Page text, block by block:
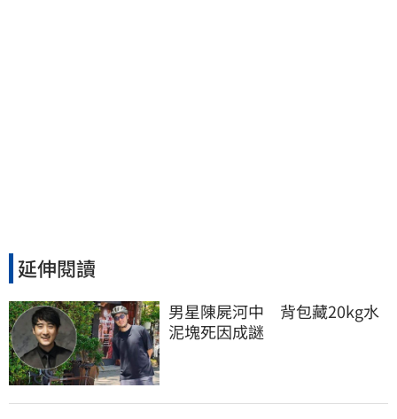
延伸閱讀
男星陳屍河中　背包藏20kg水
泥塊死因成謎